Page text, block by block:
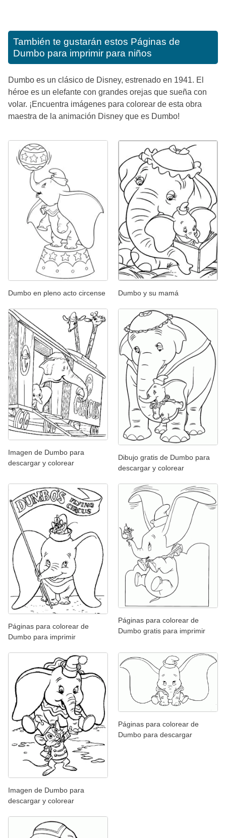
También te gustarán estos Páginas de
Dumbo para imprimir para niños
Dumbo es un clásico de Disney, estrenado en 1941. El
héroe es un elefante con grandes orejas que sueña con
volar. ¡Encuentra imágenes para colorear de esta obra
maestra de la animación Disney que es Dumbo!
Dumbo en pleno acto circense Dumbo y su mamá
Imagen de Dumbo para
descargar y colorear
Dibujo gratis de Dumbo para
descargar y colorear
Páginas para colorear de
Dumbo para imprimir
Páginas para colorear de
Dumbo gratis para imprimir
Imagen de Dumbo para
descargar y colorear
Páginas para colorear de
Dumbo para descargar